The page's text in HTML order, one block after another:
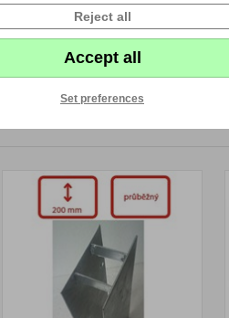
Reject all
Accept all
Set preferences